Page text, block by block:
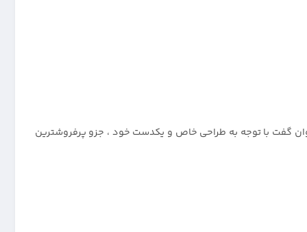
گفت با توجه به طراحی خاص و یکدست خود ، جزو پرفروشترین